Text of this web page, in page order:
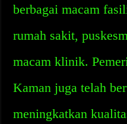
berbagai macam
rumah sakit,
macam klinik.
Kaman juga telah
meningkatkan